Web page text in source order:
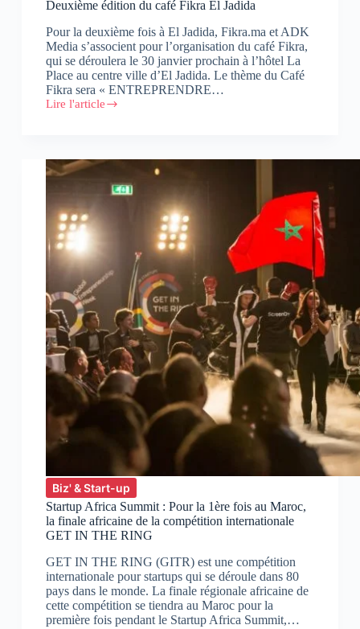
Deuxième édition du café Fikra El Jadida
Pour la deuxième fois à El Jadida, Fikra.ma et ADK
Media s’associent pour l’organisation du café Fikra,
qui se déroulera le 30 janvier prochain à l’hôtel La
Place au centre ville d’El Jadida. Le thème du Café
Fikra sera « ENTREPRENDRE…
Lire l'article
Deuxième
Fikra
El
Jadida
Biz' & Start-up
Startup Africa Summit : Pour la 1ère fois au Maroc,
la finale africaine de la compétition internationale
GET IN THE RING
GET IN THE RING (GITR) est une compétition
internationale pour startups qui se déroule dans 80
pays dans le monde. La finale régionale africaine de
cette compétition se tiendra au Maroc pour la
première fois pendant le Startup Africa Summit,…